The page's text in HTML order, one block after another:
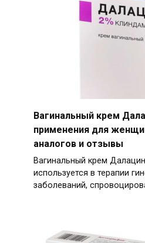
Вагинальный крем
применения для
аналогов и отзывы
Вагинальный крем
используется в терапии
заболеваний,